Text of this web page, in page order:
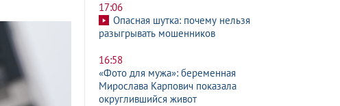
17:06
Опасная шутка: почему нельзя
разыгрывать мошенников
16:58
«Фото для мужа»: беременная
Мирослава Карпович показала
округлившийся живот